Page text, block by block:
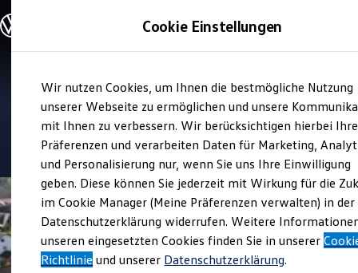
Hauptinhalt
springen
Footer
springen
Modelle und Konfigurator
Modelle vergleichen
Elektroautos
ENERGY Sondermodelle
Nutzfahrzeuge
SUV und CUV
Familienautos
Kombis
Kompaktwagen
Sportwagen
Schnell verfügbare Fahrzeuge
Angebote und Produkte
Aktuelle Angebote
E-Auto-Förderung
Volkswagen Marktplatz
Verkauf und Service
Autohaus Heil
4.9| 692 Bewertungen
Cookie Einstellungen
Wir nutzen Cookies, um Ihnen die bestmögliche Nutzung
unserer Webseite zu ermöglichen und unsere
mit Ihnen zu verbessern. Wir berücksichtigen hierbei Ihre
Präferenzen und verarbeiten Daten für Marketing,
und Personalisierung nur, wenn Sie uns Ihre Einwilligung
geben. Diese können Sie jederzeit mit Wirkung für die
im Cookie Manager (Meine Präferenzen verwalten) in der
Datenschutzerklärung widerrufen. Weitere
unseren eingesetzten Cookies finden Sie in unserer
Richtlinie und unserer Datenschutzerklärung.